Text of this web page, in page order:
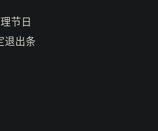
节日
退出条